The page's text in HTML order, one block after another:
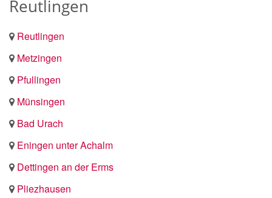
Reutlingen
Reutlingen
Metzingen
Pfullingen
Münsingen
Bad Urach
Eningen unter Achalm
Dettingen an der Erms
Pliezhausen